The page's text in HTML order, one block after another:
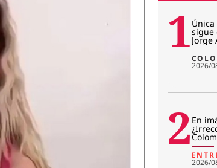
1sigue
Jorge
2026/
2 En
2026/